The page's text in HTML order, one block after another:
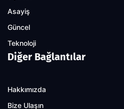
Asayiş
Güncel
Teknoloji
Diğer Bağlantılar
Hakkımızda
Bize Ulaşın